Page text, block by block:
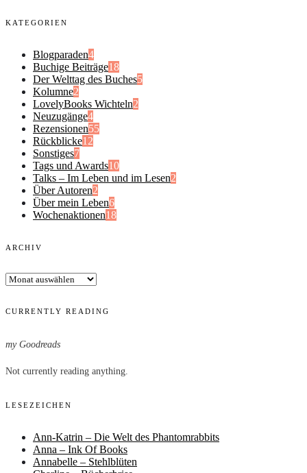
KATEGORIEN
Blogparaden4
Buchige Beiträge18
Der Welttag des Buches5
Kolumne2
LovelyBooks Wichteln2
Neuzugänge4
Rezensionen55
Rückblicke12
Sonstiges7
Tags und Awards10
Talks – Im Leben und im Lesen2
Über Autoren2
Über mein Leben6
Wochenaktionen18
ARCHIV
Archiv
CURRENTLY READING
my Goodreads
Not currently reading anything.
LESEZEICHEN
Ann-Katrin – Die Welt des Phantomrabbits
Anna – Ink Of Books
Annabelle – Stehlblüten